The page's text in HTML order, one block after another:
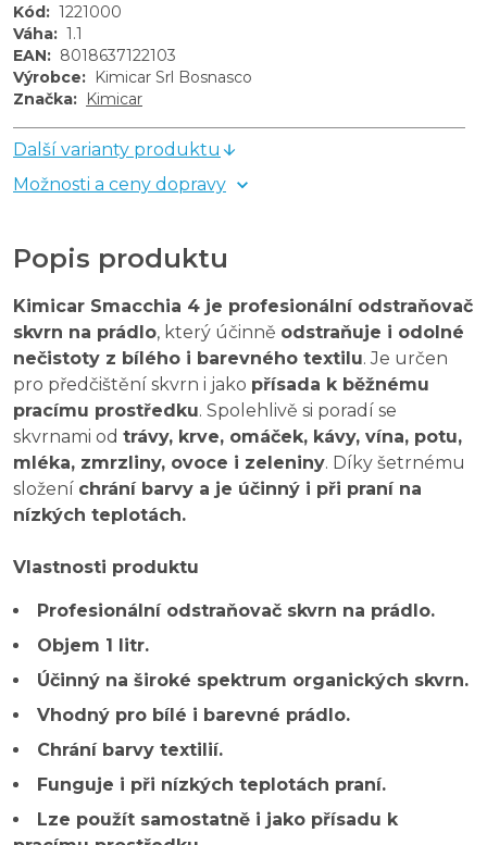
Kód: 1221000
Váha: 1.1
EAN: 8018637122103
Výrobce: Kimicar Srl Bosnasco
Značka: Kimicar
Další varianty produktu
Možnosti a ceny dopravy
Popis produktu
Kimicar Smacchia 4 je profesionální odstraňovač
skvrn na prádlo, který účinně odstraňuje i odolné
nečistoty z bílého i barevného textilu. Je určen
pro předčištění skvrn i jako přísada k běžnému
pracímu prostředku. Spolehlivě si poradí se
skvrnami od trávy, krve, omáček, kávy, vína, potu,
mléka, zmrzliny, ovoce i zeleniny. Díky šetrnému
složení chrání barvy a je účinný i při praní na
nízkých teplotách.
Vlastnosti produktu
Profesionální odstraňovač skvrn na prádlo.
Objem 1 litr.
Účinný na široké spektrum organických skvrn.
Vhodný pro bílé i barevné prádlo.
Chrání barvy textilií.
Funguje i při nízkých teplotách praní.
Lze použít samostatně i jako přísadu k